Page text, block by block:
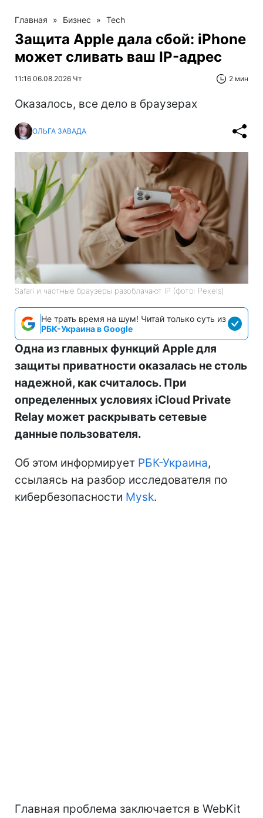
Главная » Бизнес » Tech
Защита Apple дала сбой: iPhone
может сливать ваш IP-адрес
11:16 06.08.2026 Чт 2 мин
Оказалось, все дело в браузерах
ОЛЬГА ЗАВАДА
Safari и частные браузеры разоблачают IP (фото: Pexels)
Не трать время на шум! Читай только суть из
РБК-Украина в Google
Одна из главных функций Apple для
защиты приватности оказалась не столь
надежной, как считалось. При
определенных условиях iCloud Private
Relay может раскрывать сетевые
данные пользователя.
Об этом информирует РБК-Украина,
ссылаясь на разбор исследователя по
кибербезопасности Mysk.
Главная проблема заключается в WebKit